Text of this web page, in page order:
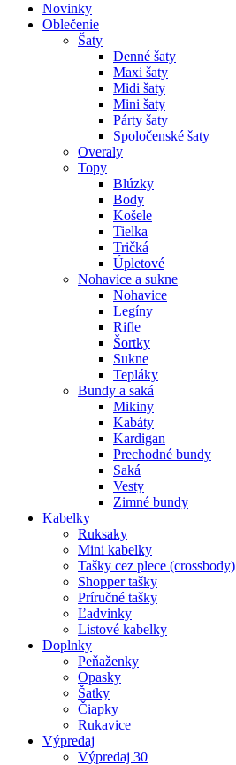
Novinky
Oblečenie
Šaty
Denné šaty
Maxi šaty
Midi šaty
Mini šaty
Párty šaty
Spoločenské šaty
Overaly
Topy
Blúzky
Body
Košele
Tielka
Tričká
Úpletové
Nohavice a sukne
Nohavice
Legíny
Rifle
Šortky
Sukne
Tepláky
Bundy a saká
Mikiny
Kabáty
Kardigan
Prechodné bundy
Saká
Vesty
Zimné bundy
Kabelky
Ruksaky
Mini kabelky
Tašky cez plece (crossbody)
Shopper tašky
Príručné tašky
Ľadvinky
Listové kabelky
Doplnky
Peňaženky
Opasky
Šatky
Čiapky
Rukavice
Výpredaj
Výpredaj 30